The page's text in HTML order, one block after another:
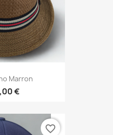
Marron
€
favorite_border